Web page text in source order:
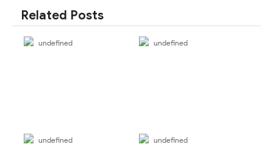
Related Posts
undefined undefined
undefined undefined